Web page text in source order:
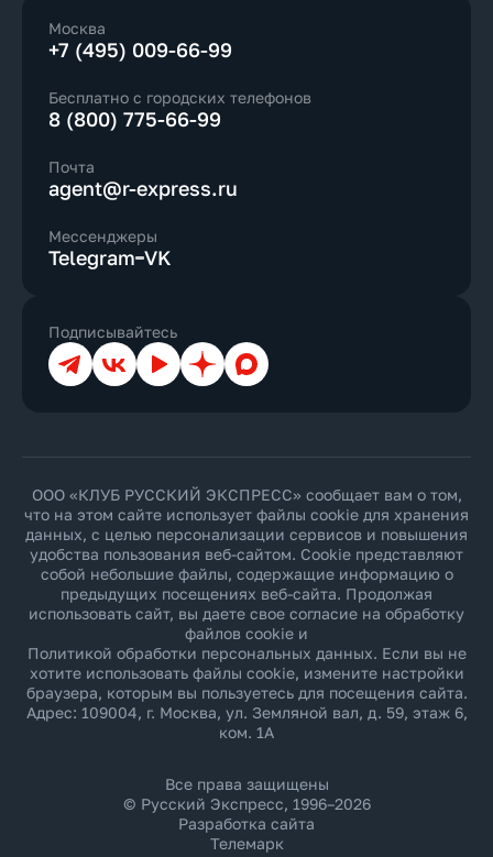
Москва
+7 (495) 009-66-99
Бесплатно с городских телефонов
8 (800) 775-66-99
Почта
agent@r-express.ru
Мессенджеры
Telegram VK
Подписывайтесь
ТелеграмВКонтакте
YouTubeДзен Max
ООО «КЛУБ РУССКИЙ ЭКСПРЕСС» сообщает вам о том,
что на этом сайте использует файлы cookie для хранения
данных, с целью персонализации сервисов и повышения
удобства пользования веб-сайтом. Cookie представляют
собой небольшие файлы, содержащие информацию о
предыдущих посещениях веб-сайта. Продолжая
использовать сайт, вы даете свое согласие на обработку
файлов cookie и
Политикой обработки персональных данных. Если вы не
хотите использовать файлы cookie, измените настройки
браузера, которым вы пользуетесь для посещения сайта.
Адрес: 109004, г. Москва, ул. Земляной вал, д. 59, этаж 6,
ком. 1А
Все права защищены
© Русский Экспресс, 1996–2026
Разработка сайта
Телемарк